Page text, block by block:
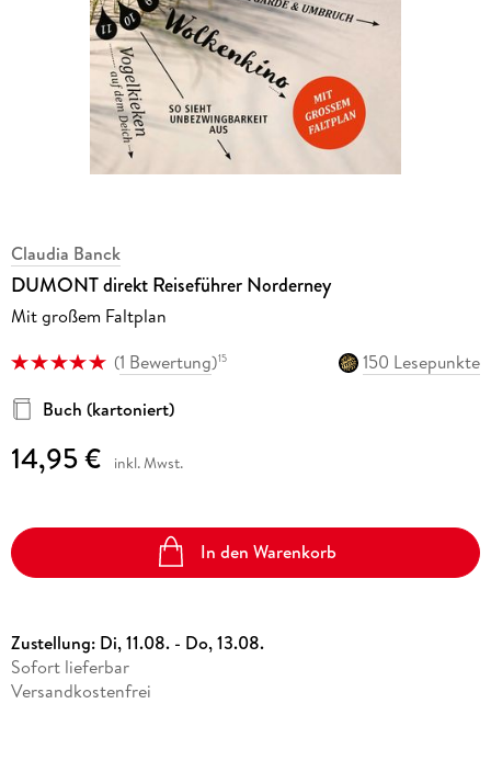
Claudia Banck
DUMONT direkt Reiseführer Norderney
Mit großem Faltplan
(1 Bewertung)15
150 Lesepunkte
Buch (kartoniert)
14,95 € inkl. Mwst.
In den Warenkorb
Zustellung: Di, 11.08. - Do, 13.08.
Sofort lieferbar
Versandkostenfrei